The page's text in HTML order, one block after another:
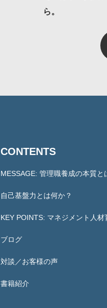
ら。
CONTENTS
MESSAGE: 管理職養成の本質と
自己基盤力とは何か？
KEY POINTS: マネジメント人材
ブログ
対談／お客様の声
書籍紹介